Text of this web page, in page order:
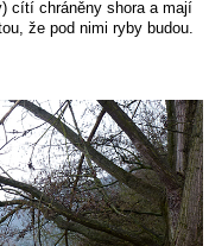
cítí chráněny shora a mají
že pod nimi ryby budou.